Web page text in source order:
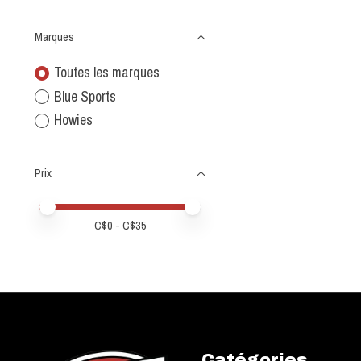
Marques
Toutes les marques
Blue Sports
Howies
Prix
Prix minimum
Price maximum value
C$0 - C$35